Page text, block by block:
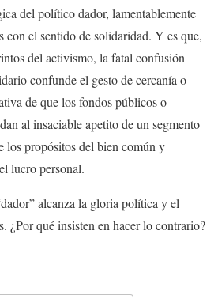
del político dador, lamentablemente
con el sentido de solidaridad. Y es que,
del activismo, la fatal confusión
confunde el gesto de cercanía o
de que los fondos públicos o
al insaciable apetito de un segmento
los propósitos del bien común y
lucro personal.
alcanza la gloria política y el
¿Por qué insisten en hacer lo contrario?